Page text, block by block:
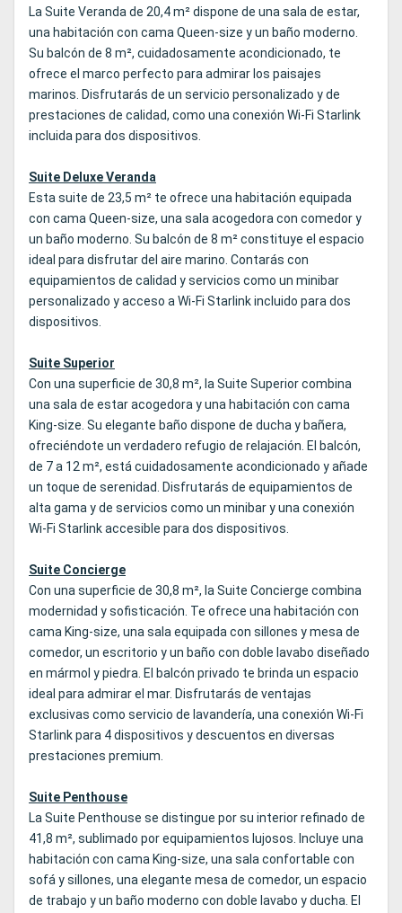
La Suite Veranda de 20,4 m² dispone de una sala de estar,
una habitación con cama Queen‑size y un baño moderno.
Su balcón de 8 m², cuidadosamente acondicionado, te
ofrece el marco perfecto para admirar los paisajes
marinos. Disfrutarás de un servicio personalizado y de
prestaciones de calidad, como una conexión Wi‑Fi Starlink
incluida para dos dispositivos.
Suite Deluxe Veranda
Esta suite de 23,5 m² te ofrece una habitación equipada
con cama Queen‑size, una sala acogedora con comedor y
un baño moderno. Su balcón de 8 m² constituye el espacio
ideal para disfrutar del aire marino. Contarás con
equipamientos de calidad y servicios como un minibar
personalizado y acceso a Wi‑Fi Starlink incluido para dos
dispositivos.
Suite Superior
Con una superficie de 30,8 m², la Suite Superior combina
una sala de estar acogedora y una habitación con cama
King‑size. Su elegante baño dispone de ducha y bañera,
ofreciéndote un verdadero refugio de relajación. El balcón,
de 7 a 12 m², está cuidadosamente acondicionado y añade
un toque de serenidad. Disfrutarás de equipamientos de
alta gama y de servicios como un minibar y una conexión
Wi‑Fi Starlink accesible para dos dispositivos.
Suite Concierge
Con una superficie de 30,8 m², la Suite Concierge combina
modernidad y sofisticación. Te ofrece una habitación con
cama King‑size, una sala equipada con sillones y mesa de
comedor, un escritorio y un baño con doble lavabo diseñado
en mármol y piedra. El balcón privado te brinda un espacio
ideal para admirar el mar. Disfrutarás de ventajas
exclusivas como servicio de lavandería, una conexión Wi‑Fi
Starlink para 4 dispositivos y descuentos en diversas
prestaciones premium.
Suite Penthouse
La Suite Penthouse se distingue por su interior refinado de
41,8 m², sublimado por equipamientos lujosos. Incluye una
habitación con cama King‑size, una sala confortable con
sofá y sillones, una elegante mesa de comedor, un espacio
de trabajo y un baño moderno con doble lavabo y ducha. El